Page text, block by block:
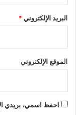
البريد الإلكتروني*
الموقع الإلكتروني
احفظ اسمي، بريدي